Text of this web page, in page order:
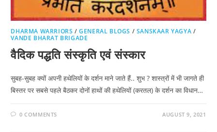
DHARMA WARRIORS /GENERAL BLOGS / SANSKAAR YAGYA /
VANDE BHARAT BRIGADE
वैदिक पद्धति संस्कृति एवं संस्कार
सुबह-सुबह क्यों अपनी हथेलियों के दर्शन माने जाते हैं.. शुभ ? शास्त्रों में भी जागते ही
बिस्तर पर सबसे पहले बैठकर दोनों हाथों की हथेलियों (करतल) के दर्शन का विधान…
0 COMMENTS AUGUST 9, 2021